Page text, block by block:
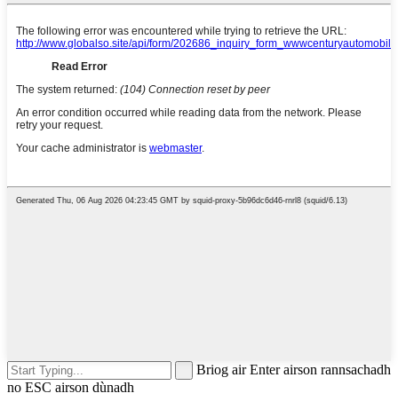
Briog air Enter airson rannsachadh
no ESC airson dùnadh